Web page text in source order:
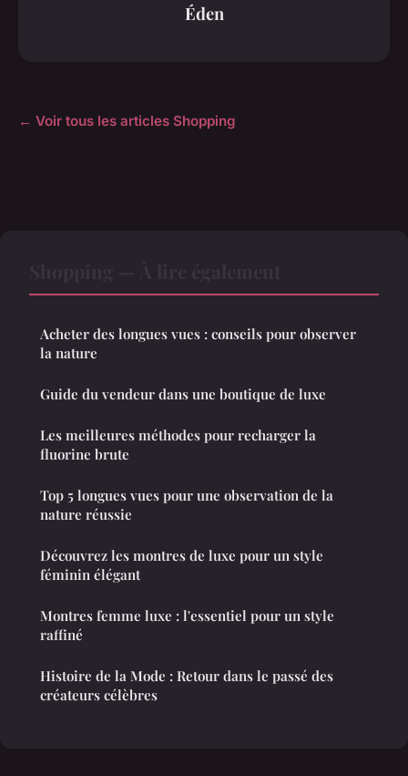
Éden
← Voir tous les articles Shopping
Acheter des longues vues : conseils pour observer
la nature
Guide du vendeur dans une boutique de luxe
Les meilleures méthodes pour recharger la
fluorine brute
Top 5 longues vues pour une observation de la
nature réussie
Découvrez les montres de luxe pour un style
féminin élégant
Montres femme luxe : l'essentiel pour un style
raffiné
Histoire de la Mode : Retour dans le passé des
créateurs célèbres